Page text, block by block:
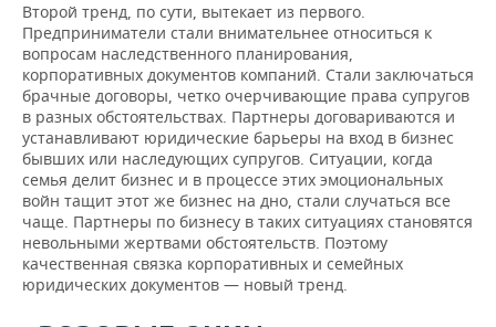
Второй тренд, по сути, вытекает из первого.
Предприниматели стали внимательнее относиться к
вопросам наследственного планирования,
корпоративных документов компаний. Стали заключаться
брачные договоры, четко очерчивающие права супругов
в разных обстоятельствах. Партнеры договариваются и
устанавливают юридические барьеры на вход в бизнес
бывших или наследующих супругов. Ситуации, когда
семья делит бизнес и в процессе этих эмоциональных
войн тащит этот же бизнес на дно, стали случаться все
чаще. Партнеры по бизнесу в таких ситуациях становятся
невольными жертвами обстоятельств. Поэтому
качественная связка корпоративных и семейных
юридических документов — новый тренд.